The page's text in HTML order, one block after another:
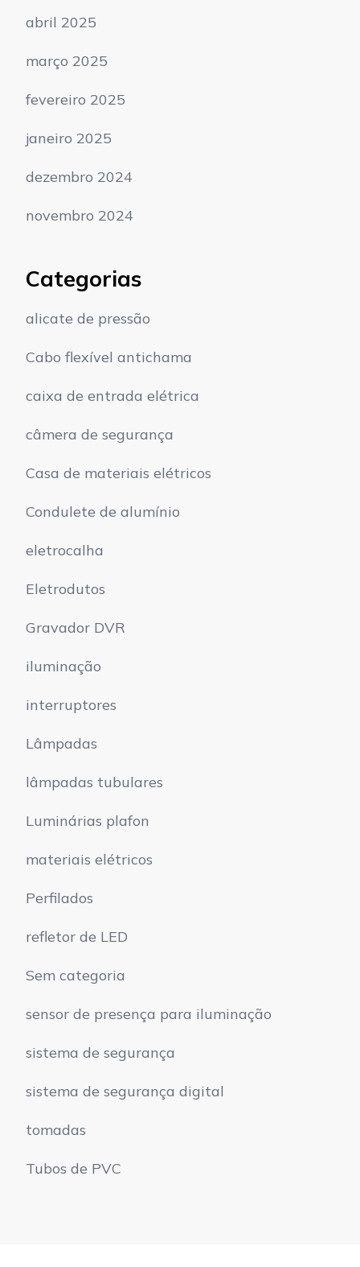
abril 2025
março 2025
fevereiro 2025
janeiro 2025
dezembro 2024
novembro 2024
Categorias
alicate de pressão
Cabo flexível antichama
caixa de entrada elétrica
câmera de segurança
Casa de materiais elétricos
Condulete de alumínio
eletrocalha
Eletrodutos
Gravador DVR
iluminação
interruptores
Lâmpadas
lâmpadas tubulares
Luminárias plafon
materiais elétricos
Perfilados
refletor de LED
Sem categoria
sensor de presença para iluminação
sistema de segurança
sistema de segurança digital
tomadas
Tubos de PVC